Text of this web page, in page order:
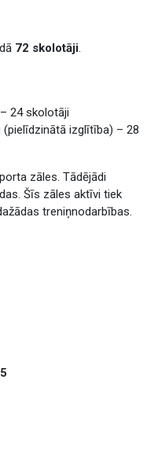
72 skolotāji.
24 skolotāji
izglītība) – 28
zāles. Tādējādi
Šīs zāles aktīvi tiek
treniņnodarbības.